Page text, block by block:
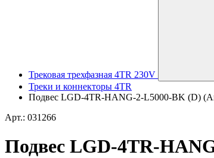
Трековая трехфазная 4TR 230V
Треки и коннекторы 4TR
Подвес LGD-4TR-HANG-2-L5000-BK (D)
Арт.: 031266
Подвес LGD-4TR-